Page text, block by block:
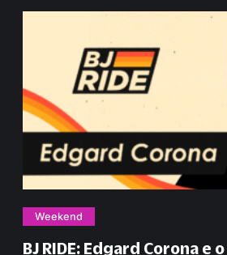
Weekend
BJ RIDE: Edgard Corona e